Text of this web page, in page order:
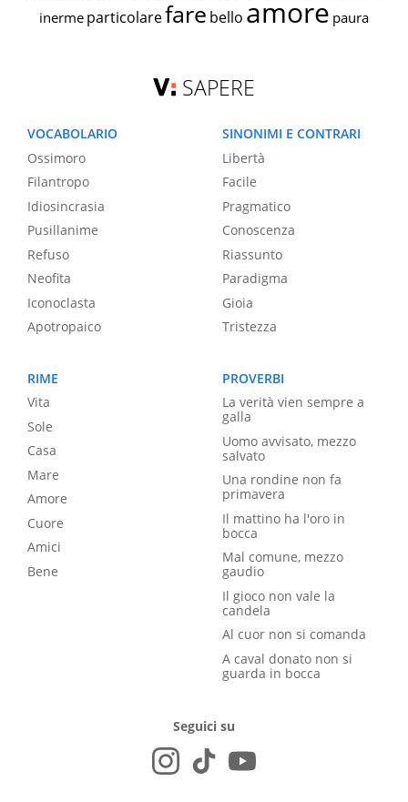
inerme particolarefare bello amore paura
SAPERE
VOCABOLARIO
Ossimoro
Filantropo
Idiosincrasia
Pusillanime
Refuso
Neofita
Iconoclasta
Apotropaico
SINONIMI E CONTRARI
Libertà
Facile
Pragmatico
Conoscenza
Riassunto
Paradigma
Gioia
Tristezza
RIME
Vita
Sole
Casa
Mare
Amore
Cuore
Amici
Bene
PROVERBI
La verità vien sempre a
galla
Uomo avvisato, mezzo
salvato
Una rondine non fa
primavera
Il mattino ha l'oro in
bocca
Mal comune, mezzo
gaudio
Il gioco non vale la
candela
Al cuor non si comanda
A caval donato non si
guarda in bocca
Seguici su